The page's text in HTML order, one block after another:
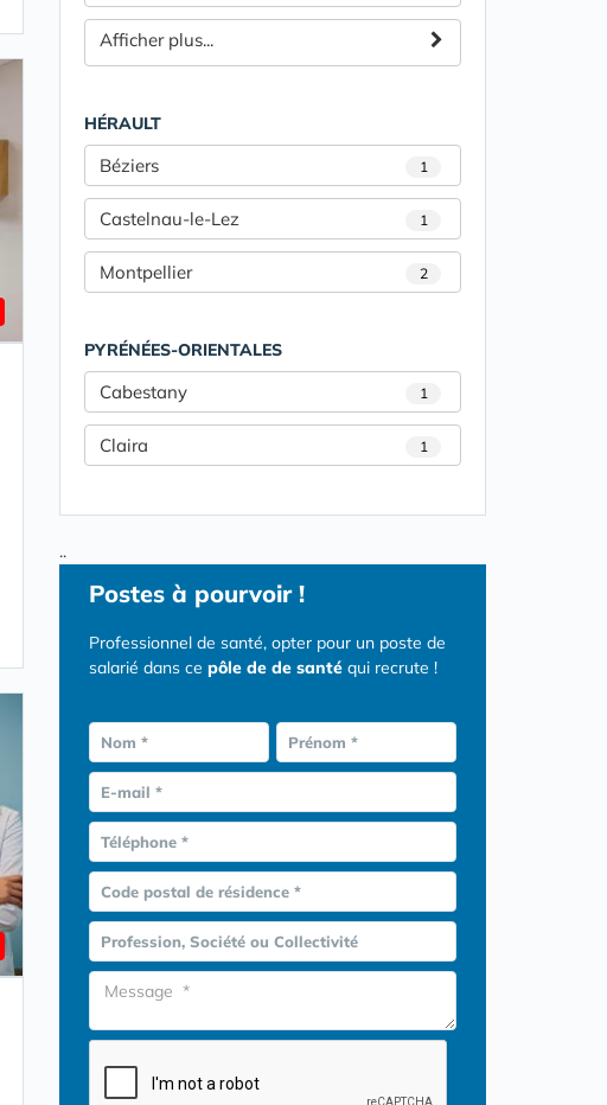
Afficher plus...
HÉRAULT
Béziers 1
Castelnau-le-Lez 1
Montpellier 2
PYRÉNÉES-ORIENTALES
Cabestany 1
Claira 1
..
Postes à pourvoir !
Professionnel de santé, opter pour un poste de
salarié dans ce pôle de de santé qui recrute !
Nom * Prénom *
E-mail *
Téléphone *
Code postal de résidence *
Profession, Société ou Collectivité